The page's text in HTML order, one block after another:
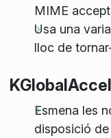
MIME
Usa una
lloc de
KGlobalAccel
Esmena les
disposició